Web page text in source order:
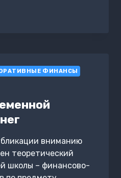
ФИНАНСЫ
вниманию
теоретический
школы – финансово-